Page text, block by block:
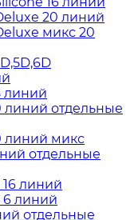
20 линий
микс 20
линий
линий отдельные
линий микс
отдельные
линий
6 линий
отдельные